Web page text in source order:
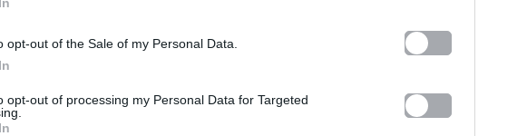
opt-out of the Sale of my Personal Data.
opt-out of processing my Personal Data for Targeted